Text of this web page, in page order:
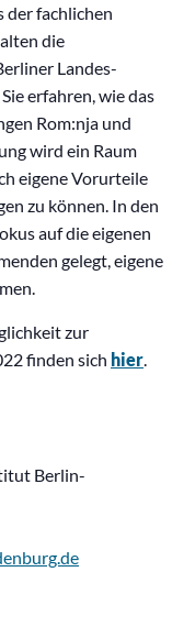
fachlichen
die
Landes-
erfahren, wie das
Rom:nja und
wird ein Raum
eigene Vorurteile
zu können. In den
auf die eigenen
gelegt, eigene
zur
finden sich hier.
Berlin-